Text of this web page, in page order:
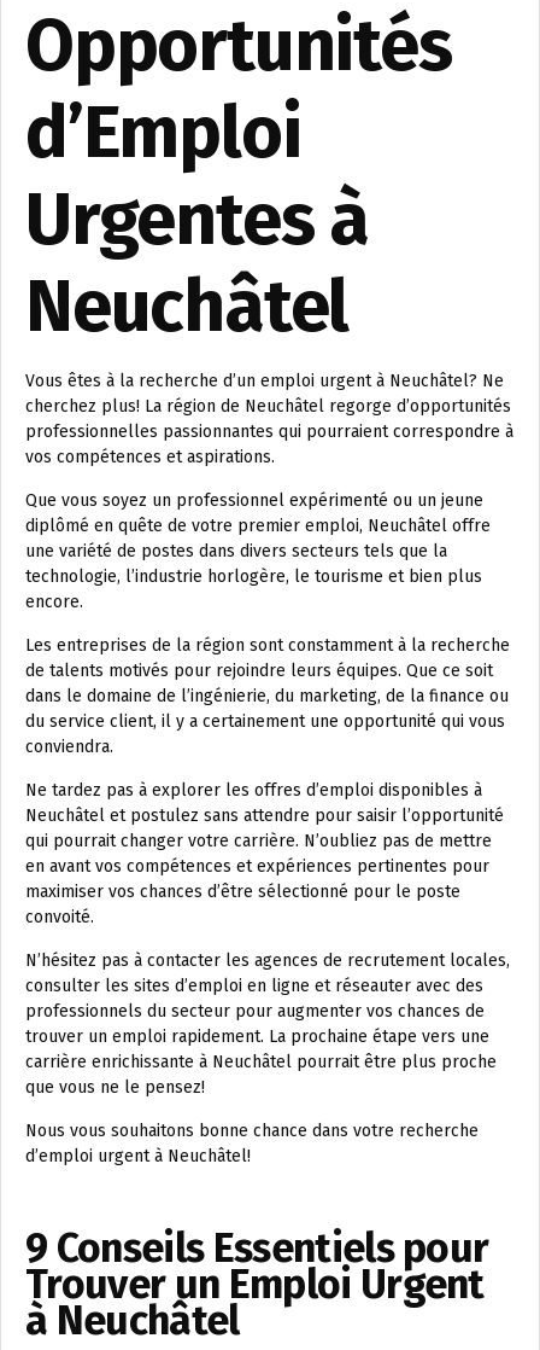
Opportunités
d’Emploi
Urgentes à
Neuchâtel
Vous êtes à la recherche d’un emploi urgent à Neuchâtel? Ne
cherchez plus! La région de Neuchâtel regorge d’opportunités
professionnelles passionnantes qui pourraient correspondre à
vos compétences et aspirations.
Que vous soyez un professionnel expérimenté ou un jeune
diplômé en quête de votre premier emploi, Neuchâtel offre
une variété de postes dans divers secteurs tels que la
technologie, l’industrie horlogère, le tourisme et bien plus
encore.
Les entreprises de la région sont constamment à la recherche
de talents motivés pour rejoindre leurs équipes. Que ce soit
dans le domaine de l’ingénierie, du marketing, de la finance ou
du service client, il y a certainement une opportunité qui vous
conviendra.
Ne tardez pas à explorer les offres d’emploi disponibles à
Neuchâtel et postulez sans attendre pour saisir l’opportunité
qui pourrait changer votre carrière. N’oubliez pas de mettre
en avant vos compétences et expériences pertinentes pour
maximiser vos chances d’être sélectionné pour le poste
convoité.
N’hésitez pas à contacter les agences de recrutement locales,
consulter les sites d’emploi en ligne et réseauter avec des
professionnels du secteur pour augmenter vos chances de
trouver un emploi rapidement. La prochaine étape vers une
carrière enrichissante à Neuchâtel pourrait être plus proche
que vous ne le pensez!
Nous vous souhaitons bonne chance dans votre recherche
d’emploi urgent à Neuchâtel!
9 Conseils Essentiels pour
Trouver un Emploi Urgent
à Neuchâtel